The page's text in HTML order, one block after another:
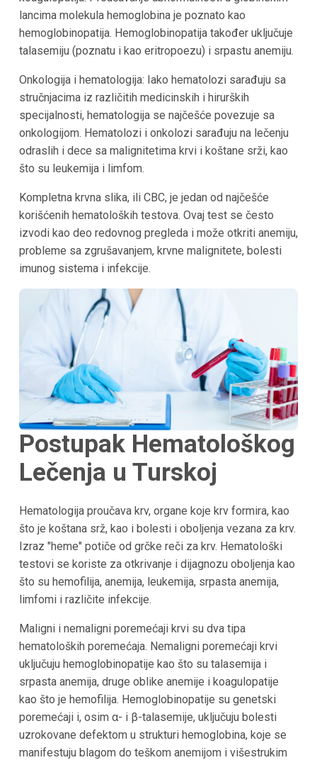
lancima molekula hemoglobina je poznato kao
hemoglobinopatija. Hemoglobinopatija također uključuje
talasemiju (poznatu i kao eritropoezu) i srpastu anemiju.
Onkologija i hematologija: Iako hematolozi sarađuju sa
stručnjacima iz različitih medicinskih i hirurških
specijalnosti, hematologija se najčešće povezuje sa
onkologijom. Hematolozi i onkolozi sarađuju na lečenju
odraslih i dece sa malignitetima krvi i koštane srži, kao
što su leukemija i limfom.
Kompletna krvna slika, ili CBC, je jedan od najčešće
korišćenih hematoloških testova. Ovaj test se često
izvodi kao deo redovnog pregleda i može otkriti anemiju,
probleme sa zgrušavanjem, krvne malignitete, bolesti
imunog sistema i infekcije.
Postupak Hematološkog
Lečenja u Turskoj
Hematologija proučava krv, organe koje krv formira, kao
što je koštana srž, kao i bolesti i oboljenja vezana za krv.
Izraz "heme" potiče od grčke reči za krv. Hematološki
testovi se koriste za otkrivanje i dijagnozu oboljenja kao
što su hemofilija, anemija, leukemija, srpasta anemija,
limfomi i različite infekcije.
Maligni i nemaligni poremećaji krvi su dva tipa
hematoloških poremećaja. Nemaligni poremećaji krvi
uključuju hemoglobinopatije kao što su talasemija i
srpasta anemija, druge oblike anemije i koagulopatije
kao što je hemofilija. Hemoglobinopatije su genetski
poremećaji i, osim α- i β-talasemije, uključuju bolesti
uzrokovane defektom u strukturi hemoglobina, koje se
manifestuju blagom do teškom anemijom i višestrukim